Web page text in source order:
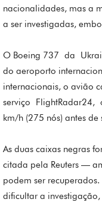
nacionalidades, mas a
a ser investigadas,
O Boeing 737 da
do aeroporto
internacionais, o avião
serviço FlightRadar24,
km/h (275 nós) antes de
As duas caixas negras
citada pela Reuters —
podem ser
dificultar a